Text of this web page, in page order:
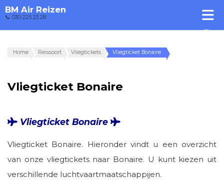
BM Air Reizen
📞 030-225 23 28
Home Reissoort Vliegtickets Vliegticket Bonaire
Vliegticket Bonaire
Vliegticket Bonaire
Vliegticket Bonaire. Hieronder vindt u een overzicht
van onze vliegtickets naar Bonaire. U kunt kiezen uit
verschillende luchtvaartmaatschappijen.